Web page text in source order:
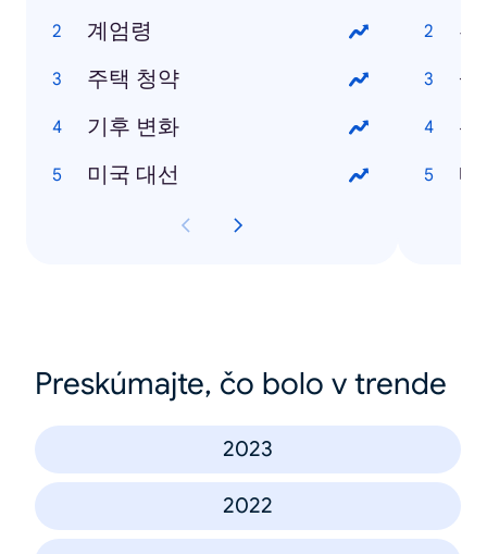
계엄령
주택 청약
기후 변화
미국 대선
살
선
내
Preskúmajte, čo bolo v trende
2023
2022